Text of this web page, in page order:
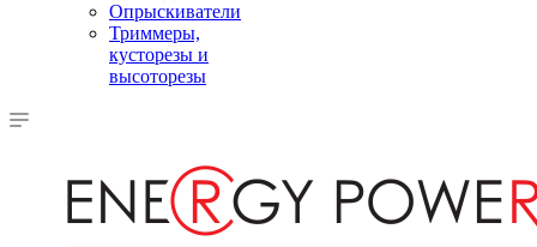
Опрыскиватели
Триммеры,
кусторезы и
высоторезы